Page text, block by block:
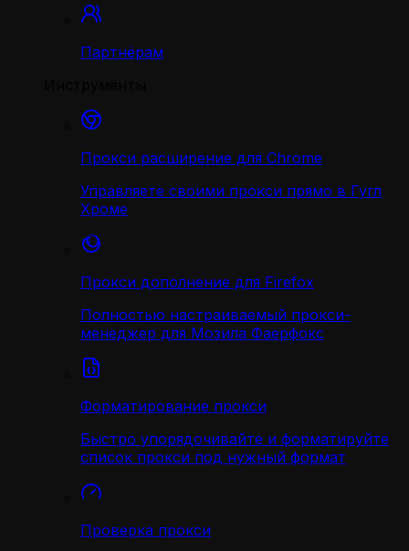
Партнёрам
Прокси расширение для Chrome
Управляете своими прокси прямо в Гугл
Хроме
Прокси дополнение для Firefox
Полностью настраиваемый прокси-
менеджер для Мозила Фаерфокс
Форматирование прокси
Быстро упорядочивайте и форматируйте
список прокси под нужный формат
Проверка прокси